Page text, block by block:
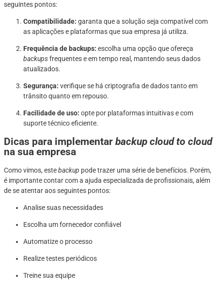
seguintes pontos:
Compatibilidade: garanta que a solução seja compatível com
as aplicações e plataformas que sua empresa já utiliza.
Frequência de backups: escolha uma opção que ofereça
backupsfrequentes e em tempo real, mantendo seus dados
atualizados.
Segurança: verifique se há criptografia de dados tanto em
trânsito quanto em repouso.
Facilidade de uso: opte por plataformas intuitivas e com
suporte técnico eficiente.
Dicas para implementar backup cloud to cloud
na sua empresa
Como vimos, estebackup pode trazer uma série de benefícios. Porém,
é importante contar com a ajuda especializada de profissionais, além
de se atentar aos seguintes pontos:
Analise suas necessidades
Escolha um fornecedor confiável
Automatize o processo
Realize testes periódicos
Treine sua equipe